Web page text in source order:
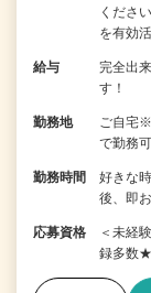
くださ
を有効
給与
完全出
す！
勤務地
ご自宅
で勤務
勤務時間
好きな
後、即
応募資格
＜未経
録多数